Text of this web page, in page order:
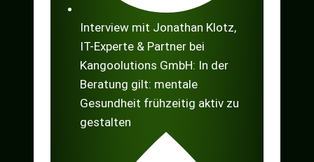
Interview mit Jonathan Klotz,
IT-Experte & Partner bei
Kangoolutions GmbH: In der
Beratung gilt: mentale
Gesundheit frühzeitig aktiv zu
gestalten